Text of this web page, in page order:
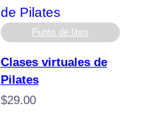
$249.00
Punto de libro
Clases virtuales de
Pilates
$29.00